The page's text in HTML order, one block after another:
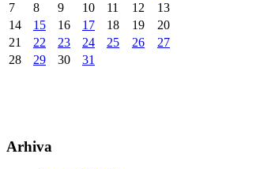
7
8 9 10 11 12
13
14
15 16 17 18 19
20
21
22 23 24 25 26
27
28
29 30 31
Arhiva